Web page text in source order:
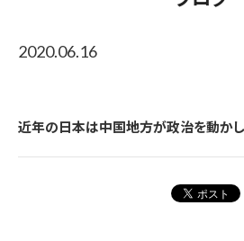
2020.06.16
近年の日本は中国地方が政治を動か